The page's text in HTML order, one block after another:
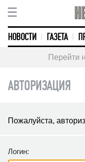
НОВОСТИ ГАЗЕТА
Перейти
АВТОРИЗАЦИЯ
Пожалуйста,
Логин: